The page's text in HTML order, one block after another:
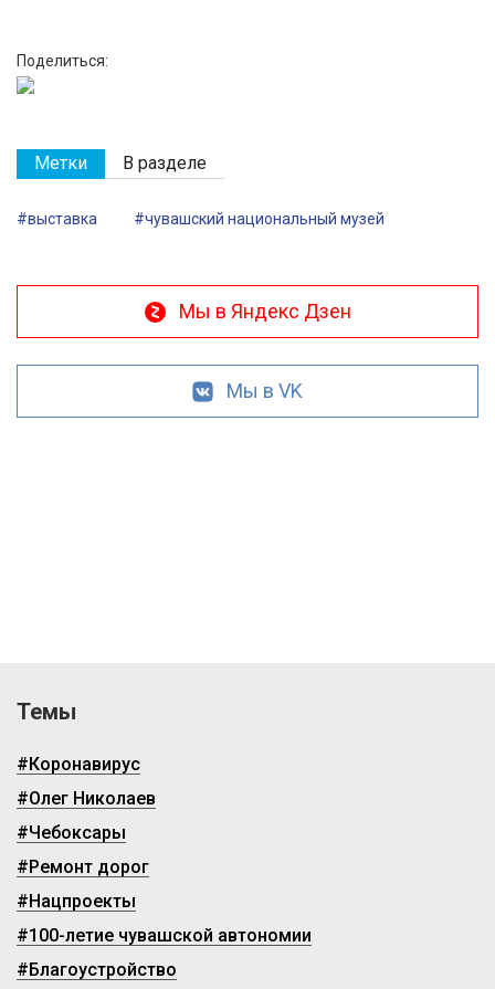
Поделиться:
Метки В разделе
#выставка #чувашский национальный музей
Мы в Яндекс Дзен
Мы в VK
Темы
#Коронавирус
#Олег Николаев
#Чебоксары
#Ремонт дорог
#Нацпроекты
#100-летие чувашской автономии
#Благоустройство